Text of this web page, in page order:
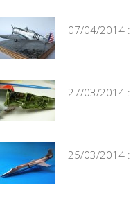
07/04/2014 :
27/03/2014 :
25/03/2014 :